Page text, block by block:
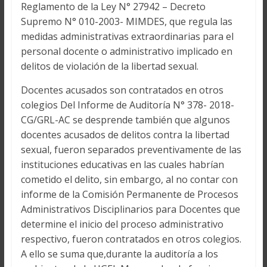
Reglamento de la Ley N° 27942 – Decreto
Supremo N° 010-2003- MIMDES, que regula las
medidas administrativas extraordinarias para el
personal docente o administrativo implicado en
delitos de violación de la libertad sexual.
Docentes acusados son contratados en otros
colegios Del Informe de Auditoría N° 378- 2018-
CG/GRL-AC se desprende también que algunos
docentes acusados de delitos contra la libertad
sexual, fueron separados preventivamente de las
instituciones educativas en las cuales habrían
cometido el delito, sin embargo, al no contar con
informe de la Comisión Permanente de Procesos
Administrativos Disciplinarios para Docentes que
determine el inicio del proceso administrativo
respectivo, fueron contratados en otros colegios.
A ello se suma que,durante la auditoría a los